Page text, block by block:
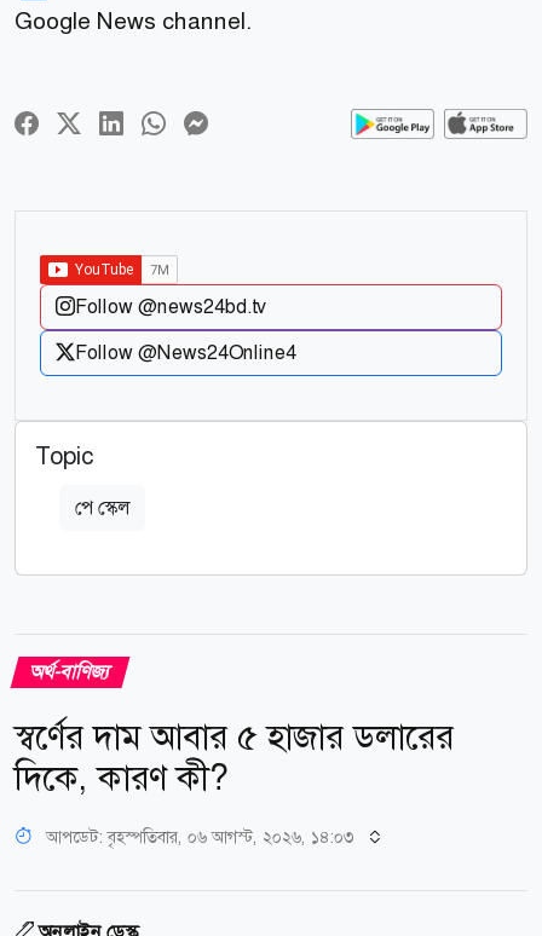
Google News channel.
Follow @news24bd.tv
Follow @News24Online4
Topic
পে স্কেল
অর্থ-বাণিজ্য
স্বর্ণের দাম আবার ৫ হাজার ডলারের
দিকে, কারণ কী?
আপডেট: বৃহস্পতিবার, ০৬ আগস্ট, ২০২৬, ১৪:০৩